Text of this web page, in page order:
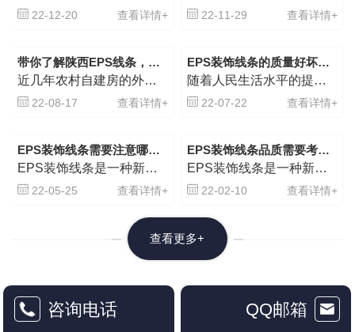
22-12-20 查看详情+ 22-11-29 查看详情+
带你了解陕西EPS线条，这用处大了去了！
近几年农村自建房的外观美观程度有了很大提升，高端大气的欧式别墅深受自建房业主的喜爱。这种欧式风格的外墙上都会用到的一种材料，那就是EPS线条。陕西EPS线条不仅美观，而且它解决的了EPS雕塑等传统外墙...
22-08-17 查看详情+
EPS装饰线条的质量好坏如何判别
随着人民生活水平的提高，对居室的装修效果要求也越来越高，装饰线条在装修中能起到画龙点睛的作用，深受设计师和消费者的喜欢。EPS装饰线条不仅美观，而且它解决的了EPS雕塑等传统外墙建筑装饰构件在墙面安装...
22-07-22 查看详情+
EPS装饰线条需要注意哪些事项？
EPS装饰线条是一种新型的外墙装饰线，是由高阻燃B1级防火的聚苯板为主体，粘贴耐碱玻璃纤维网格布，加以特殊的界面砂粘结复合而成的环保节能..装饰建材产品。EPS装饰线条作为一种新型环保建材产品，它的施...
22-05-25 查看详情+
EPS装饰线条品质需要考虑哪些因素？
EPS装饰线条是一种新型的外墙装饰线，是由高阻燃B1级防火的聚苯板为主体，粘贴耐碱玻璃纤维网格布，加以特殊的界面砂浆粘结复合而成的环保节能**装饰建材产品。**，小编就给大家介绍下，EPS装饰线条品质...
22-02-10 查看详情+
查看更多+
咨询电话 QQ邮箱